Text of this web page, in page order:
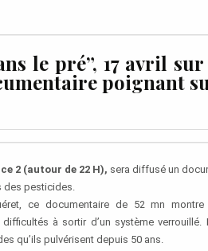
le pré”, 17 avril
poignant
2 (autour de 22 H), sera diffusé un
des pesticides.
ce documentaire de 52 mn
à sortir d’un système
qu’ils pulvérisent depuis 50 ans.